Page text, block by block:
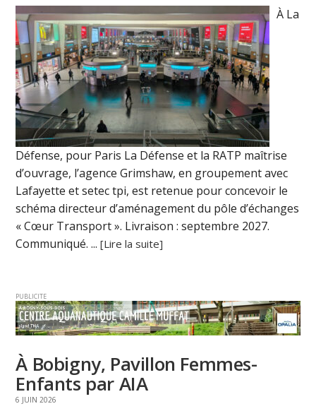
À La
Défense, pour Paris La Défense et la RATP maîtrise
d’ouvrage, l’agence Grimshaw, en groupement avec
Lafayette et setec tpi, est retenue pour concevoir le
schéma directeur d’aménagement du pôle d’échanges
« Cœur Transport ». Livraison : septembre 2027.
Communiqué. ...[Lire la suite]
PUBLICITE
À Bobigny, Pavillon Femmes-
Enfants par AIA
6 JUIN 2026